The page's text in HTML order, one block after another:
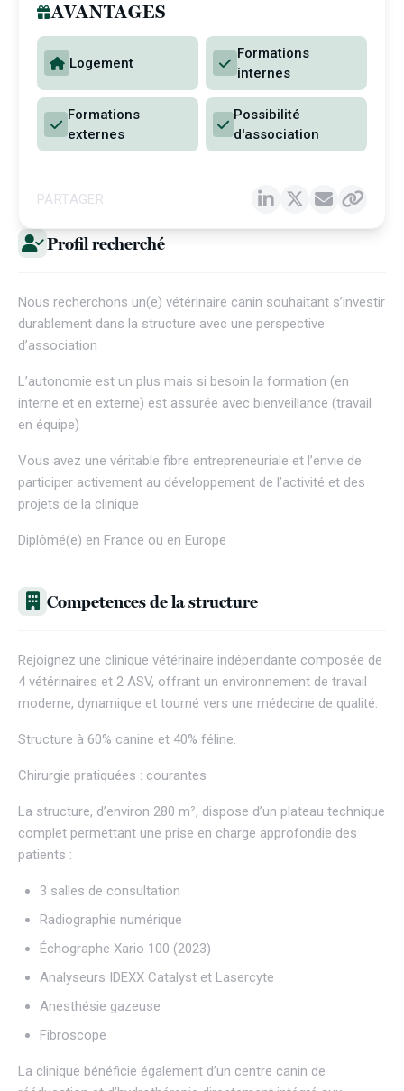
Profil recherché
Nous recherchons un(e) vétérinaire canin souhaitant s’investir
durablement dans la structure avec une perspective
d’association
L’autonomie est un plus mais si besoin la formation (en
interne et en externe) est assurée avec bienveillance (travail
en équipe)
Vous avez une véritable fibre entrepreneuriale et l’envie de
participer activement au développement de l’activité et des
projets de la clinique
Diplômé(e) en France ou en Europe
Competences de la structure
Rejoignez une clinique vétérinaire indépendante composée de
4 vétérinaires et 2 ASV, offrant un environnement de travail
moderne, dynamique et tourné vers une médecine de qualité.
Structure à 60% canine et 40% féline.
Chirurgie pratiquées : courantes
La structure, d’environ 280 m², dispose d’un plateau technique
complet permettant une prise en charge approfondie des
patients :
3 salles de consultation
Radiographie numérique
Échographe Xario 100 (2023)
Analyseurs IDEXX Catalyst et Lasercyte
Anesthésie gazeuse
Fibroscope
La clinique bénéficie également d’un centre canin de
AVANTAGES
Logement
Formations
internes
Formations
externes
Possibilité
d'association
PARTAGER